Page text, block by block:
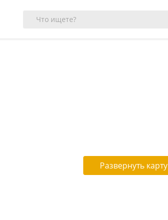
Развернуть карту